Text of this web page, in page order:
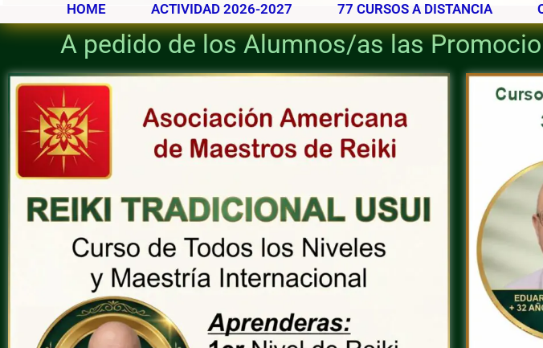
HOME ACTIVIDAD 2026-2027 77 CURSOS A DISTANCIA
A pedido de los Alumnos/as las